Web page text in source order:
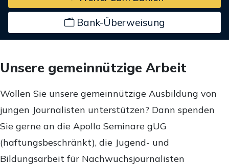
Bank-Überweisung
Unsere gemeinnützige Arbeit
Wollen Sie unsere gemeinnützige Ausbildung von
jungen Journalisten unterstützen? Dann spenden
Sie gerne an die Apollo Seminare gUG
(haftungsbeschränkt), die Jugend- und
Bildungsarbeit für Nachwuchsjournalisten